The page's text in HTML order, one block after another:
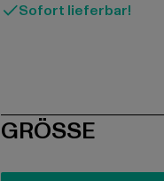
Sofort lieferbar!
SIZE
GRÖSSE